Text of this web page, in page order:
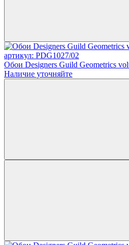
артикул: PDG1027/02
Обои Designers Guild Geometrics
Наличие уточняйте